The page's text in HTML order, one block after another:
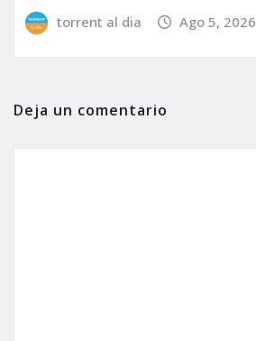
torrent al dia Ago 5, 2026
Deja un comentario